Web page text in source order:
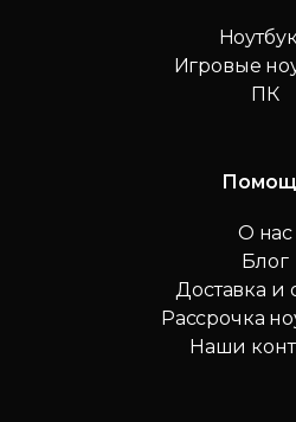
Игровые
ПК
О нас
Блог
Доставка и
Рассрочка
Наши